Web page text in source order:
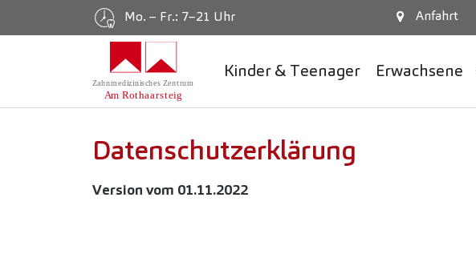
Zum Hauptinhalt springen
Mo. – Fr.: 7–21 Uhr Anfahrt
Kinder & Teenager Erwachsene
Daten­schutz­erklär­ung
Version vom 01.11.2022